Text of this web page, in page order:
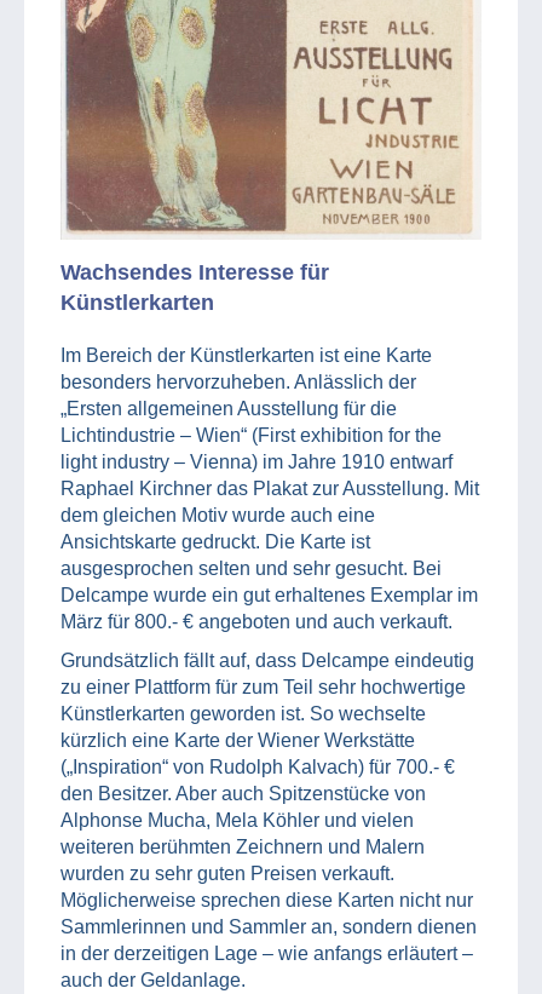
Wachsendes Interesse für
Künstlerkarten
Im Bereich der Künstlerkarten ist eine Karte
besonders hervorzuheben. Anlässlich der
„Ersten allgemeinen Ausstellung für die
Lichtindustrie – Wien“ (First exhibition for the
light industry – Vienna) im Jahre 1910 entwarf
Raphael Kirchner das Plakat zur Ausstellung. Mit
dem gleichen Motiv wurde auch eine
Ansichtskarte gedruckt. Die Karte ist
ausgesprochen selten und sehr gesucht. Bei
Delcampe wurde ein gut erhaltenes Exemplar im
März für 800.- € angeboten und auch verkauft.
Grundsätzlich fällt auf, dass Delcampe eindeutig
zu einer Plattform für zum Teil sehr hochwertige
Künstlerkarten geworden ist. So wechselte
kürzlich eine Karte der Wiener Werkstätte
(„Inspiration“ von Rudolph Kalvach) für 700.- €
den Besitzer. Aber auch Spitzenstücke von
Alphonse Mucha, Mela Köhler und vielen
weiteren berühmten Zeichnern und Malern
wurden zu sehr guten Preisen verkauft.
Möglicherweise sprechen diese Karten nicht nur
Sammlerinnen und Sammler an, sondern dienen
in der derzeitigen Lage – wie anfangs erläutert –
auch der Geldanlage.